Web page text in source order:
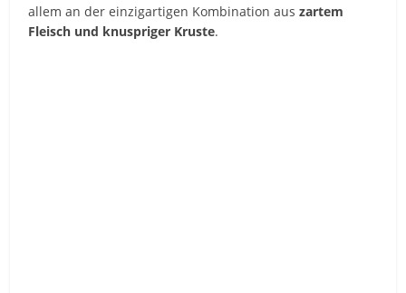
allem an der einzigartigen Kombination auszartem
Fleisch und knuspriger Kruste.